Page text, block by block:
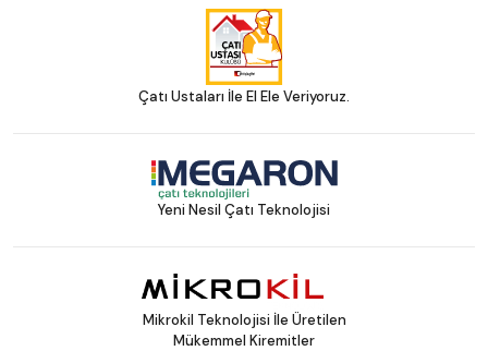
Çatı Ustaları İle El Ele Veriyoruz.
Yeni Nesil Çatı Teknolojisi
Mikrokil Teknolojisi İle Üretilen
Mükemmel Kiremitler